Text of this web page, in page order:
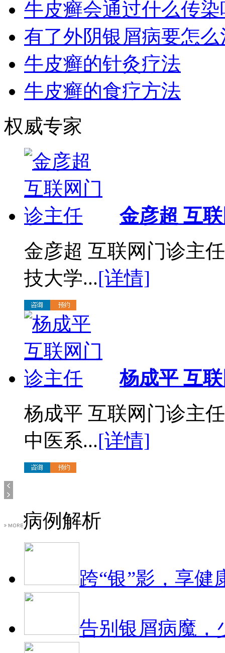
牛皮癣会通过什么传染
有了外阴银屑病要怎么
牛皮癣的针灸疗法
牛皮癣的食疗方法
权威专家
金彦超 互
金彦超 互联网门诊主
技大学...[详情]
杨成平 互
杨成平 互联网门诊主
中医系...[详情]
病例解析
跨“银”影，享健
告别银屑病魔，